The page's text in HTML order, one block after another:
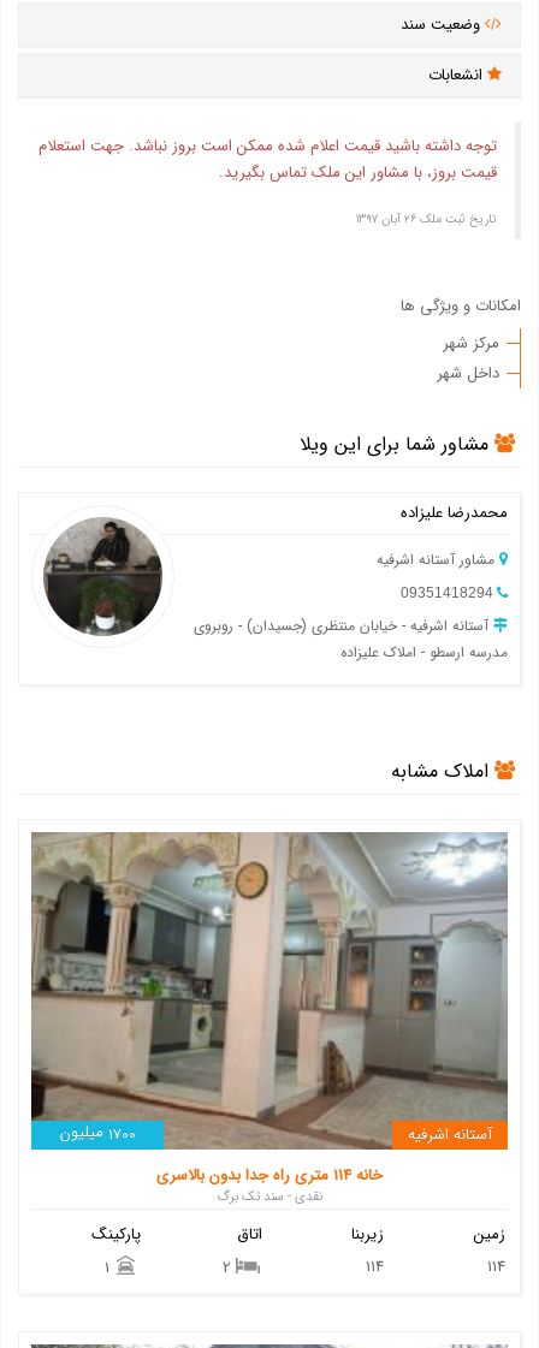
وضعیت سند
انشعابات
توجه داشته باشید قیمت اعلام شده ممکن است بروز نباشد. جهت استعلام
قیمت بروز، با مشاور این ملک تماس بگیرید.
تاریخ ثبت ملک ۲۶ آبان ۱۳۹۷
امکانات و ویژگی ها
مرکز شهر
داخل شهر
مشاور شما برای این ویلا
محمدرضا علیزاده
مشاور آستانه اشرفیه
آستانه اشرفیه - خیابان منتظری (جسیدان) - روبروی
مدرسه ارسطو - املاک علیزاده
املاک مشابه
1700 میلیون
آستانه اشرفیه
خانه 114 متری راه جدا بدون بالاسری
نقدی - سند تک برگ
پارکینگ
اتاق
2
زیربنا
114
زمین
114